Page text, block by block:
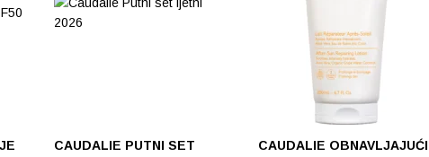
CAUDALIE PUTNI SET
CAUDALIE OBNAVLJAJUĆI